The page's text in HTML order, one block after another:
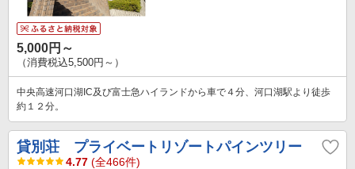
5,000円～
（消費税込5,500円～）
中央高速河口湖IC及び富士急ハイランドから車で４分、河口湖駅より徒歩
約１２分。
貸別荘 プライベートリゾートパインツリー
4.77 (全466件)